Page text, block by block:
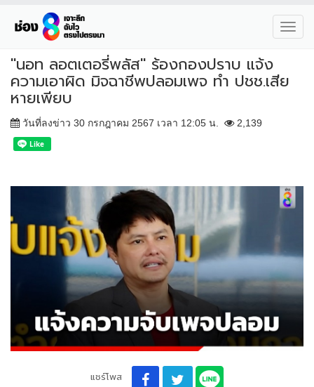
"นอท ลอตเตอรี่พลัส" ร้องกองปราบ แจ้ง
ความเอาผิด มิจฉาชีพปลอมเพจ ทำ ปชช.เสีย
หายเพียบ
วันที่ลงข่าว 30 กรกฎาคม 2567 เวลา 12:05 น. 2,139
แชร์โพส